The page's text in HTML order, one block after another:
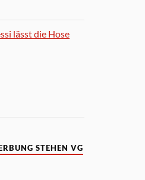
lässt die Hose
STEHEN VG